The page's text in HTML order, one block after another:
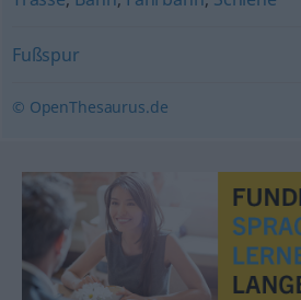
Fußspur
© OpenThesaurus.de